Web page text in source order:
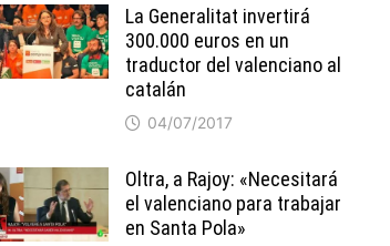
La Generalitat invertirá
300.000 euros en un
traductor del valenciano al
catalán
04/07/2017
Oltra, a Rajoy: «Necesitará
el valenciano para trabajar
en Santa Pola»